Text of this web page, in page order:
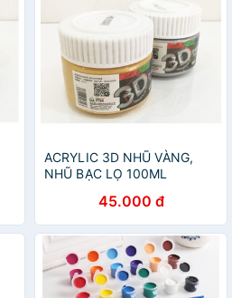
ACRYLIC 3D NHŨ VÀNG,
NHŨ BẠC LỌ 100ML
45.000 đ